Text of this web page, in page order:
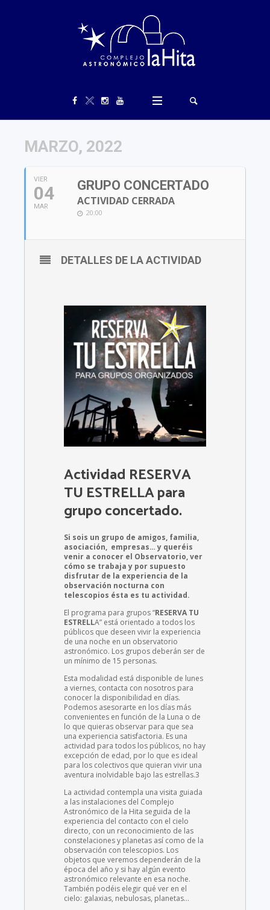
MARZO, 2022
VIER
04
MAR
GRUPO CONCERTADO
ACTIVIDAD CERRADA
20:00
DETALLES DE LA ACTIVIDAD
Actividad RESERVA
TU ESTRELLA para
grupo concertado.
Si sois un grupo de amigos, familia,
asociación, empresas… y queréis
venir a conocer el Observatorio, ver
cómo se trabaja y por supuesto
disfrutar de la experiencia de la
observación nocturna con
telescopios ésta es tu actividad.
El programa para grupos “RESERVA TU
ESTRELLA” está orientado a todos los
públicos que deseen vivir la experiencia
de una noche en un observatorio
astronómico. Los grupos deberán ser de
un mínimo de 15 personas.
Esta modalidad está disponible de lunes
a viernes, contacta con nosotros para
conocer la disponibilidad en días.
Podemos asesorarte en los días más
convenientes en función de la Luna o de
lo que quieras observar para que sea
una experiencia satisfactoria. Es una
actividad para todos los públicos, no hay
excepción de edad, por lo que es ideal
para los colectivos que quieran vivir una
aventura inolvidable bajo las estrellas.3
La actividad contempla una visita guiada
a las instalaciones del Complejo
Astronómico de la Hita seguida de la
experiencia del contacto con el cielo
directo, con un reconocimiento de las
constelaciones y planetas así como de la
observación con telescopios. Los
objetos que veremos dependerán de la
época del año y si hay algún evento
astronómico relevante en esa noche.
También podéis elegir qué ver en el
cielo: galaxias, nebulosas, planetas…